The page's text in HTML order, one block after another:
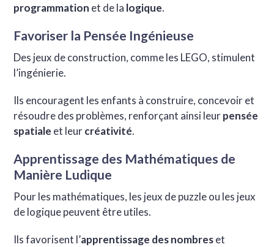
programmation et de la logique.
Favoriser la Pensée Ingénieuse
Des jeux de construction, comme les LEGO, stimulent
l’ingénierie.
Ils encouragent les enfants à construire, concevoir et
résoudre des problèmes, renforçant ainsi leurpensée
spatiale et leurcréativité.
Apprentissage des Mathématiques de
Manière Ludique
Pour les mathématiques, les jeux de puzzle ou les jeux
de logique peuvent être utiles.
Ils favorisent l’apprentissage des nombreset